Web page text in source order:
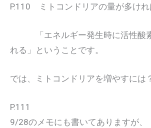
P.110 ミトコンドリアの量が多けれ
「エネルギー発生時に活性酸素
れる」ということです。
では、ミトコンドリアを増やすには
P.111
9/28のメモにも書いてありますが、